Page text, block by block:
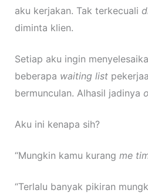
aku kerjakan. Tak terkecuali
diminta klien.
Setiap aku ingin
beberapa waiting list
bermunculan. Alhasil jadinya
Aku ini kenapa sih?
“Mungkin kamu kurang me
“Terlalu banyak pikiran